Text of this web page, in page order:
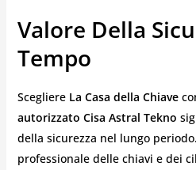
Valore Della
Tempo
Scegliere La Casa della Chiave
autorizzato Cisa Astral Tekno
della sicurezza nel lungo
professionale delle chiavi e dei